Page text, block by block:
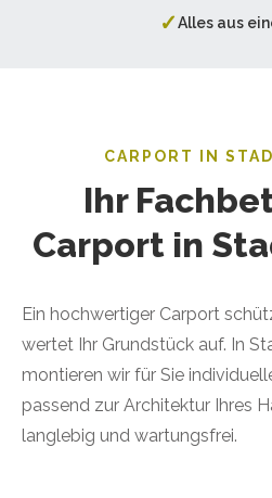
✓Alles aus
CARPORT IN
Ihr
Carport in
Ein hochwertiger Carport
wertet Ihr Grundstück auf. In
montieren wir für Sie
passend zur Architektur Ihres
langlebig und wartungsfrei.